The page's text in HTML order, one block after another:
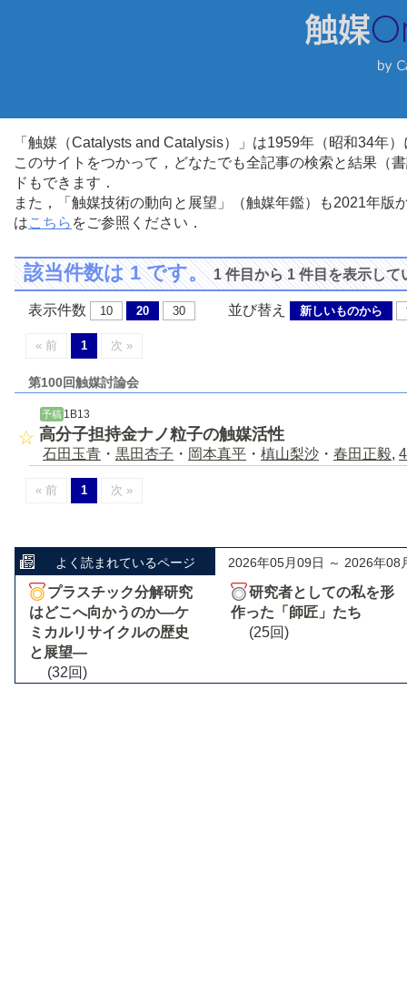
「触媒（Catalysts and Catalysis）」は1959年（昭和34年
このサイトをつかって，どなたでも全記事の検索と結果（
ドもできます．
また，「触媒技術の動向と展望」（触媒年鑑）も2021年
はこちら をご参照ください．
該当件数は 1 です。1 件目から 1 件目を表示して
表示件数 10 20 30 並び替え 新しいものから
« 前 1 次 »
第100回触媒討論会
予稿 1B13
高分子担持金ナノ粒子の触媒活性
石田玉青 ・ 黒田杏子 ・ 岡本真平 ・ 槙山梨沙 ・ 春田正毅,
« 前 1 次 »
よく読まれているページ 2026年05月09日 ～ 2026年08
プラスチック分解研究
はどこへ向かうのか―ケ
ミカルリサイクルの歴史
と展望―
(32回)
研究者としての私を形
作った「師匠」たち
(25回)